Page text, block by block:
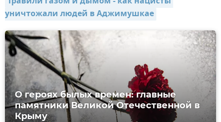
уничтожали людей в Аджимушкае
О героях былых времен: главные
памятники Великой Отечественной в
Крыму